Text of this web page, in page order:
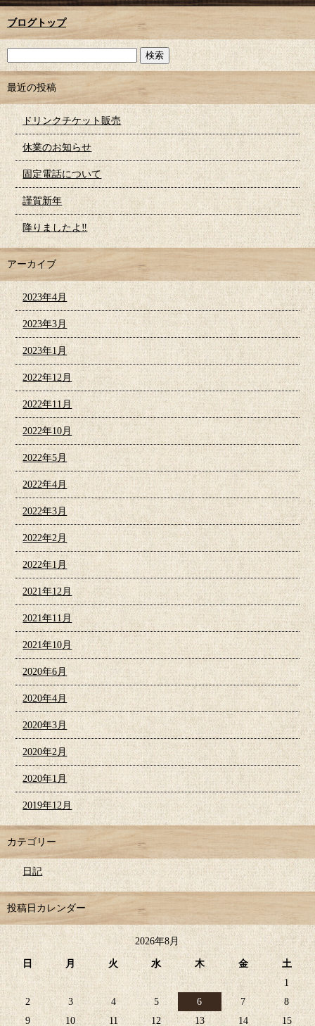
ブログトップ
最近の投稿
ドリンクチケット販売
休業のお知らせ
固定電話について
謹賀新年
降りましたよ‼︎
アーカイブ
2023年4月
2023年3月
2023年1月
2022年12月
2022年11月
2022年10月
2022年5月
2022年4月
2022年3月
2022年2月
2022年1月
2021年12月
2021年11月
2021年10月
2020年6月
2020年4月
2020年3月
2020年2月
2020年1月
2019年12月
カテゴリー
日記
投稿日カレンダー
2026年8月
日 月 火 水 木 金
土
1
2
3 4 5 6 7
8
9
10 11 12 13 14 15